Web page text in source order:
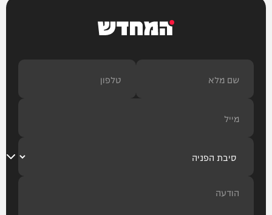
המחדש